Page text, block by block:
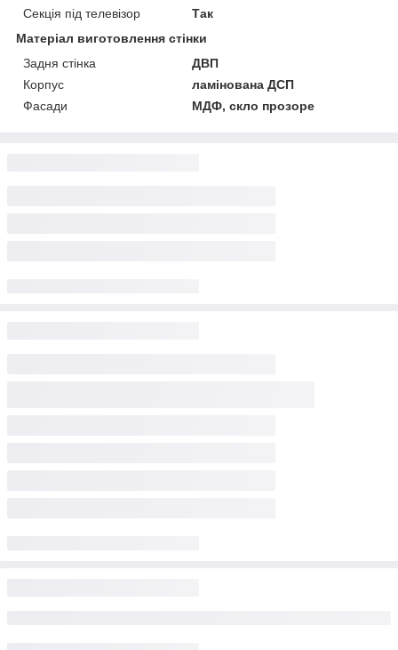
Секція під телевізор
Так
Матеріал виготовлення стінки
Задня стінка
ДВП
Корпус
ламінована ДСП
Фасади
МДФ, скло прозоре